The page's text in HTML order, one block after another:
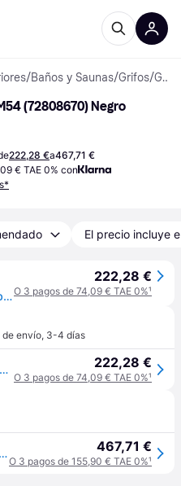
/Baños y Saunas/Grifos/ Grifos de Cocina
(72808670) Negro
222,28 €a467,71 €
€ TAE 0% con
El precio incluye
hansgrohe Talis M54 Einhebel-Küchenmischer 270, Ausziehauslauf, 1-jet, 72808670
222,28 €
O 3 pagos de 74,09 € TAE 0%¹
envío, 3-4 días
hansgrohe Talis M54 Einhebel-Küchenmischer 270, Ausziehauslauf, 1-jet, 72808670 222,28 €
O 3 pagos de 74,09 € TAE 0%¹
Hansgrohe - Talis M54 Mezclador De Cocina Monomando 270, Caño 467,71 €
O 3 pagos de 155,90 € TAE 0%¹